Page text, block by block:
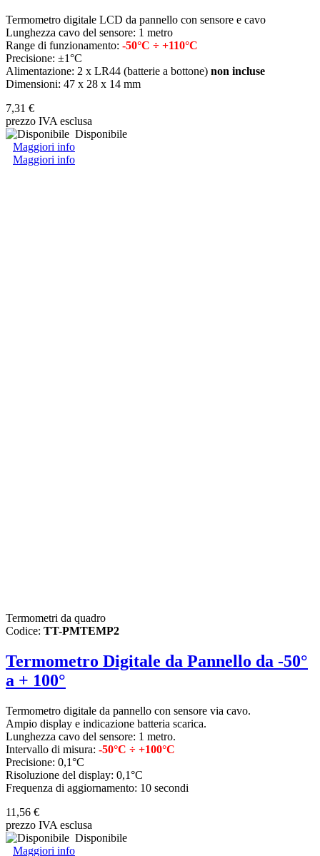
Termometro digitale LCD da pannello con sensore e cavo
Lunghezza cavo del sensore: 1 metro
Range di funzionamento: -50°C ÷ +110°C
Precisione: ±1°C
Alimentazione: 2 x LR44 (batterie a bottone) non incluse
Dimensioni: 47 x 28 x 14 mm
7,31 €
prezzo IVA esclusa
Disponibile
Maggiori info
Maggiori info
Termometri da quadro
Codice: TT-PMTEMP2
Termometro Digitale da Pannello da -50°
a + 100°
Termometro digitale da pannello con sensore via cavo.
Ampio display e indicazione batteria scarica.
Lunghezza cavo del sensore: 1 metro.
Intervallo di misura: -50°C ÷ +100°C
Precisione: 0,1°C
Risoluzione del display: 0,1°C
Frequenza di aggiornamento: 10 secondi
11,56 €
prezzo IVA esclusa
Disponibile
Maggiori info